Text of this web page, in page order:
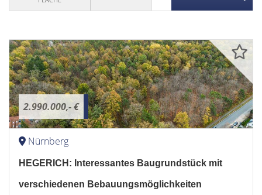
2.990.000,- €
Nürnberg
HEGERICH: Interessantes Baugrundstück mit
verschiedenen Bebauungsmöglichkeiten